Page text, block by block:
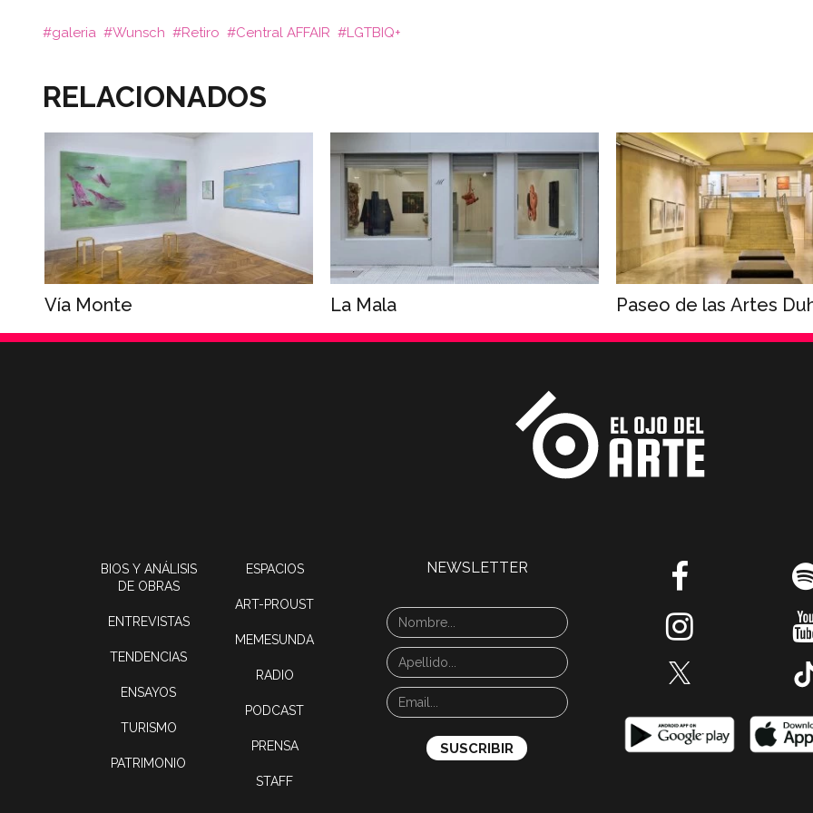
galeria Wunsch Retiro Central AFFAIR LGTBIQ+
RELACIONADOS
Vía Monte La Mala Paseo de las Artes
BIOS Y ANÁLISIS
DE OBRAS
ENTREVISTAS
TENDENCIAS
ENSAYOS
TURISMO
PATRIMONIO
ESPACIOS
ART-PROUST
MEMESUNDA
RADIO
PODCAST
PRENSA
STAFF
NEWSLETTER